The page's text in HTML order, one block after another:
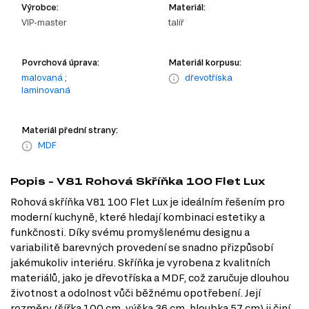
Výrobce:
VIP-master
Materiál:
talíř
Povrchová úprava:
malovaná ;
laminovaná
Materiál korpusu:
dřevotříska
Materiál přední strany:
MDF
Popis - V81 Rohová Skříňka 100 Flet Lux
Rohová skříňka V81 100 Flet Lux je ideálním řešením pro
moderní kuchyně, které hledají kombinaci estetiky a
funkčnosti. Díky svému promyšlenému designu a
variabilitě barevných provedení se snadno přizpůsobí
jakémukoliv interiéru. Skříňka je vyrobena z kvalitních
materiálů, jako je dřevotříska a MDF, což zaručuje dlouhou
životnost a odolnost vůči běžnému opotřebení. Její